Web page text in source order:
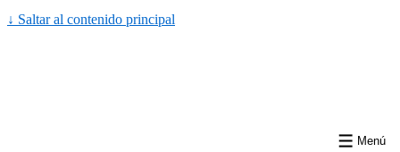
↓ Saltar al contenido principal
Menú